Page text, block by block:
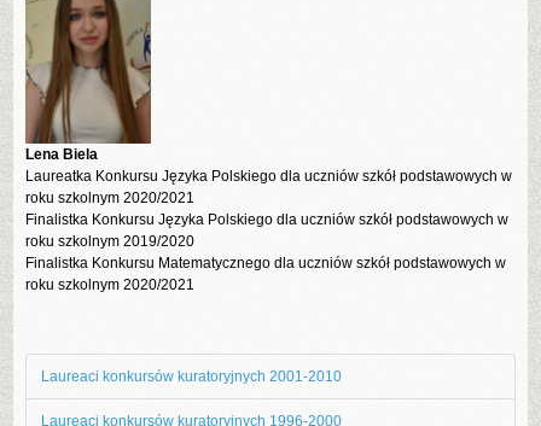
Lena Biela
Laureatka Konkursu Języka Polskiego dla uczniów szkół podstawowych w
roku szkolnym 2020/2021
Finalistka Konkursu Języka Polskiego dla uczniów szkół podstawowych w
roku szkolnym 2019/2020
Finalistka Konkursu Matematycznego dla uczniów szkół podstawowych w
roku szkolnym 2020/2021
Laureaci konkursów kuratoryjnych 2001-2010
Laureaci konkursów kuratoryjnych 1996-2000